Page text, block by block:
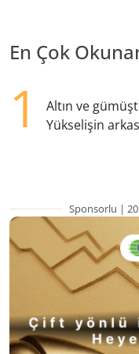
En Çok
1
Altın ve
Yükselişin
Sponsorlu |